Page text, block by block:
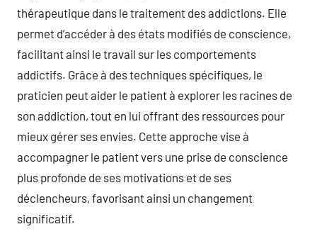
thérapeutique dans le traitement des addictions. Elle
permet d’accéder à des états modifiés de conscience,
facilitant ainsi le travail sur les comportements
addictifs. Grâce à des techniques spécifiques, le
praticien peut aider le patient à explorer les racines de
son addiction, tout en lui offrant des ressources pour
mieux gérer ses envies. Cette approche vise à
accompagner le patient vers une prise de conscience
plus profonde de ses motivations et de ses
déclencheurs, favorisant ainsi un changement
significatif.